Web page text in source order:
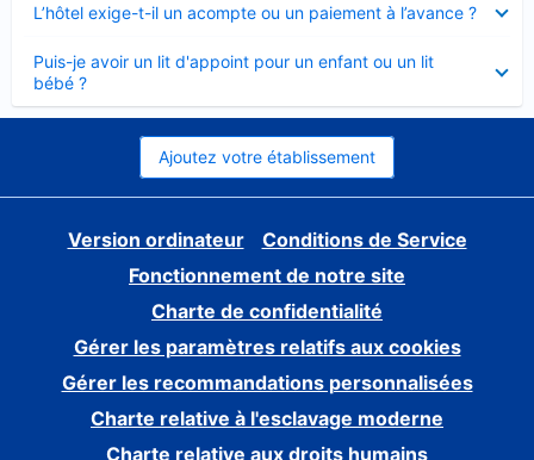
L’hôtel exige-t-il un acompte ou un paiement à l’avance ?
fermé
Puis-je avoir un lit d'appoint pour un enfant ou un lit
bébé ?
fermé
Ajoutez votre établissement
Version ordinateur
Conditions de Service
Fonctionnement de notre site
Charte de confidentialité
Gérer les paramètres relatifs aux cookies
Gérer les recommandations personnalisées
Charte relative à l'esclavage moderne
Charte relative aux droits humains